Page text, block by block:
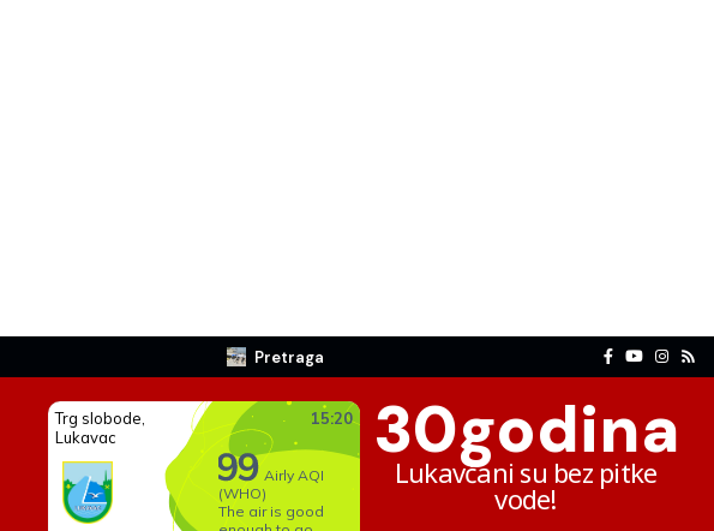
Pretraga
30godina
Lukavčani su bez pitke
vode!